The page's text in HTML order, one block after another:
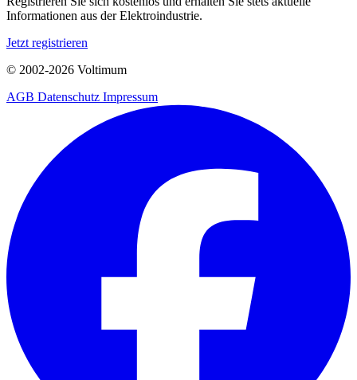
Informationen aus der Elektroindustrie.
Jetzt registrieren
© 2002-2026 Voltimum
AGB Datenschutz Impressum